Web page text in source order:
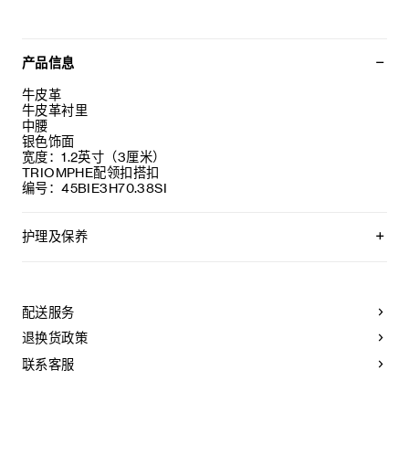
产品信息
牛皮革
牛皮革衬里
中腰
银色饰面
宽度：1.2英寸（3厘米）
TRIOMPHE配领扣搭扣
编号：45BIE3H70.38SI
护理及保养
为长期保持皮带美观，请您遵循以下建议：
- 避免接触水、油、香水和化妆品。如果您的腰带不慎接触到
水，应立即以柔软的浅色吸水布轻拭干净。
配送服务
退换货政策
联系客服